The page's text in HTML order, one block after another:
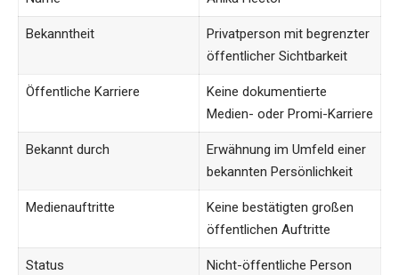
Bekanntheit
Privatperson mit begrenzter
öffentlicher Sichtbarkeit
Öffentliche Karriere
Keine dokumentierte
Medien- oder Promi-Karriere
Bekannt durch
Erwähnung im Umfeld einer
bekannten Persönlichkeit
Medienauftritte
Keine bestätigten großen
öffentlichen Auftritte
Status Nicht-öffentliche Person